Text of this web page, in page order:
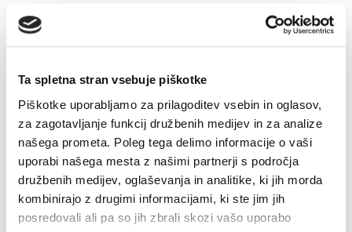
Ta spletna stran vsebuje piškotke
Piškotke uporabljamo za prilagoditev vsebin in oglasov,
za zagotavljanje funkcij družbenih medijev in za analize
našega prometa. Poleg tega delimo informacije o vaši
uporabi našega mesta z našimi partnerji s področja
družbenih medijev, oglaševanja in analitike, ki jih morda
kombinirajo z drugimi informacijami, ki ste jim jih
posredovali ali pa so jih zbrali skozi vašo uporabo
VZOREC MAJHNE GRAFIKE
–30%